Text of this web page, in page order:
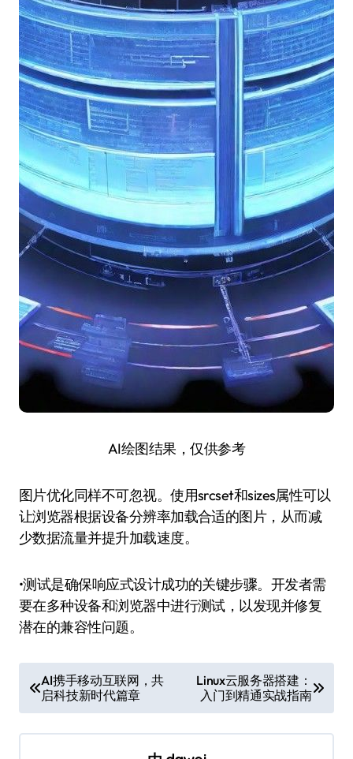
AI绘图结果，仅供参考
图片优化同样不可忽视。使用srcset和sizes属性可以
让浏览器根据设备分辨率加载合适的图片，从而减
少数据流量并提升加载速度。
•测试是确保响应式设计成功的关键步骤。开发者需
要在多种设备和浏览器中进行测试，以发现并修复
潜在的兼容性问题。
章
导
AI携手移动互联网，共
启科技新时代篇章
Linux云服务器搭建：
入门到精通实战指南